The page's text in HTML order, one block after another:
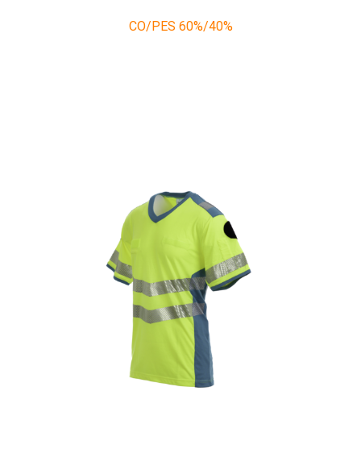
CO/PES 60%/40%